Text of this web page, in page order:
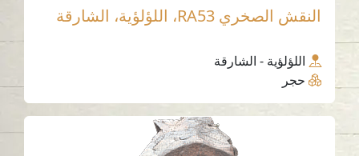
النقش الصخري RA53، اللؤلؤية، الشارقة
اللؤلؤية - الشارقة
حجر